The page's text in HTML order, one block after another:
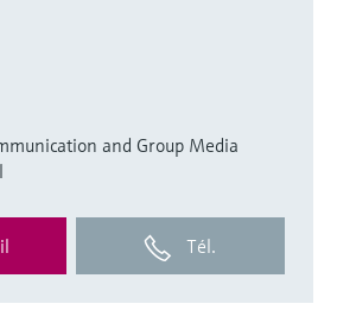
and Group Media
Tél.